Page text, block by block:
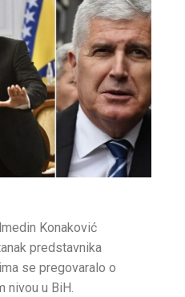
Konaković
predstavnika
se pregovaralo o
nivou u BiH.